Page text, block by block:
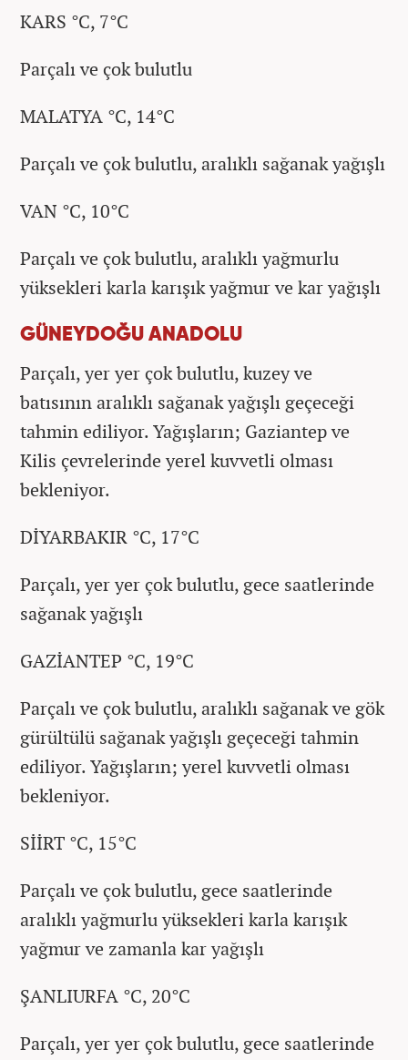
KARS °C, 7°C
Parçalı ve çok bulutlu
MALATYA °C, 14°C
Parçalı ve çok bulutlu, aralıklı sağanak yağışlı
VAN °C, 10°C
Parçalı ve çok bulutlu, aralıklı yağmurlu
yüksekleri karla karışık yağmur ve kar yağışlı
GÜNEYDOĞU ANADOLU
Parçalı, yer yer çok bulutlu, kuzey ve
batısının aralıklı sağanak yağışlı geçeceği
tahmin ediliyor. Yağışların; Gaziantep ve
Kilis çevrelerinde yerel kuvvetli olması
bekleniyor.
DİYARBAKIR °C, 17°C
Parçalı, yer yer çok bulutlu, gece saatlerinde
sağanak yağışlı
GAZİANTEP °C, 19°C
Parçalı ve çok bulutlu, aralıklı sağanak ve gök
gürültülü sağanak yağışlı geçeceği tahmin
ediliyor. Yağışların; yerel kuvvetli olması
bekleniyor.
SİİRT °C, 15°C
Parçalı ve çok bulutlu, gece saatlerinde
aralıklı yağmurlu yüksekleri karla karışık
yağmur ve zamanla kar yağışlı
ŞANLIURFA °C, 20°C
Parçalı, yer yer çok bulutlu, gece saatlerinde